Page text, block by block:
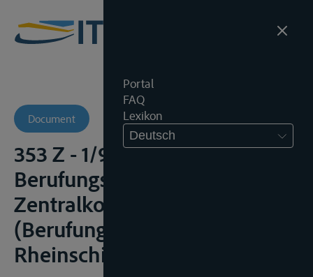
Portal
FAQ
Lexikon
Deutsch
Document
353 Z - 1/97 -
Berufungskammer der
Zentralkommission
(Berufungsinstanz
Rheinschiffahrt)